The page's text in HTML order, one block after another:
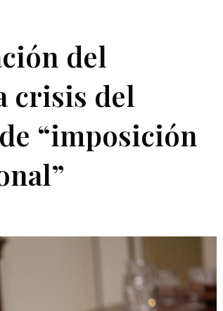
del
crisis del
“imposición